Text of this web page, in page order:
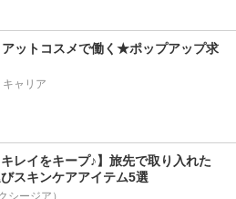
ットコスメで働く★ポップアップ求
ャリア
キレイをキープ♪】旅先で取り入れた
スキンケアアイテム5選
シージア）